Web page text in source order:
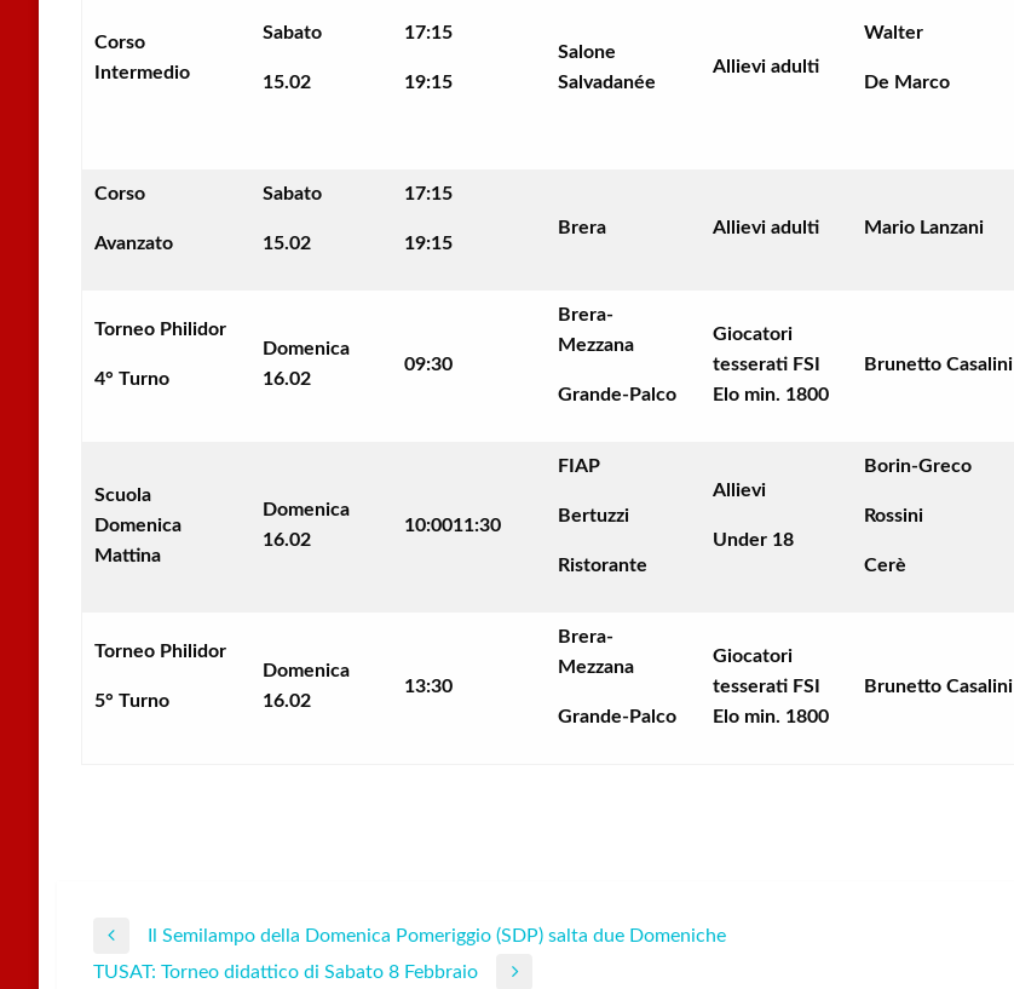
Corso
Intermedio
Sabato
15.02
17:15
19:15
Salone
Salvadanée
Allievi adulti
Walter
De Marco
Corso
Avanzato
Sabato
15.02
17:15
19:15
Brera Allievi adulti Mario Lanzani
Torneo Philidor
4° Turno
Domenica
16.02
09:30
Brera-
Mezzana
Grande-Palco
Giocatori
tesserati FSI
Elo min. 1800
Brunetto Casalini
Scuola
Domenica
Mattina
Domenica
16.02
10:0011:30
FIAP
Bertuzzi
Ristorante
Allievi
Under 18
Borin-Greco
Rossini
Cerè
Torneo Philidor
5° Turno
Domenica
16.02
13:30
Brera-
Mezzana
Grande-Palco
Giocatori
tesserati FSI
Elo min. 1800
Brunetto Casalini
Navigazione
Previous
Post
Il Semilampo della Domenica Pomeriggio (SDP) salta due Domeniche
Next
TUSAT: Torneo didattico di Sabato 8 Febbraio